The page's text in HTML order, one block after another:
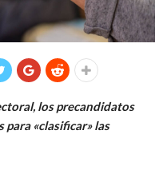
los precandidatos
«clasificar» las